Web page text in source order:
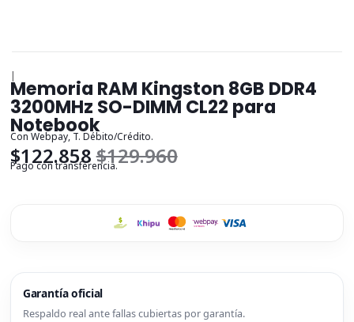
|
Memoria RAM Kingston 8GB DDR4
3200MHz SO-DIMM CL22 para
Notebook
Con Webpay, T. Débito/Crédito.
$122.858$129.960
Pago con transferencia.
Garantía oficial
Respaldo real ante fallas cubiertas por garantía.